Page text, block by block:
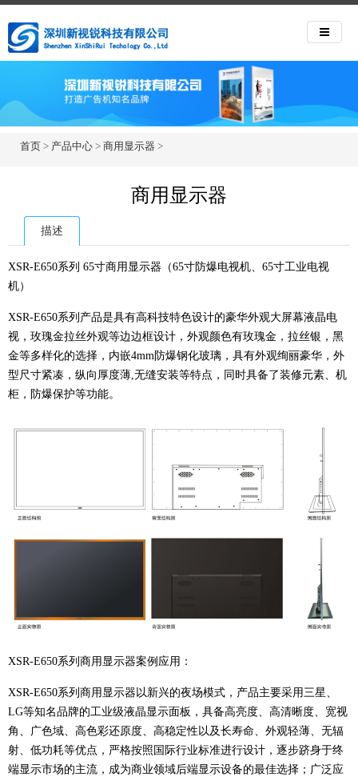
首页 > 产品中心 > 商用显示器 >
商用显示器
描述
XSR-E650系列 65寸商用显示器（65寸防爆电视机、65寸工业电视
机）
XSR-E650系列产品是具有高科技特色设计的豪华外观大屏幕液晶电
视，玫瑰金拉丝外观等边边框设计，外观颜色有玫瑰金，拉丝银，黑
金等多样化的选择，内嵌4mm防爆钢化玻璃，具有外观绚丽豪华，外
型尺寸紧凑，纵向厚度薄,无缝安装等特点，同时具备了装修元素、机
柜，防爆保护等功能。
XSR-E650系列商用显示器案例应用：
XSR-E650系列商用显示器以新兴的夜场模式，产品主要采用三星、
LG等知名品牌的工业级液晶显示面板，具备高亮度、高清晰度、宽视
角、广色域、高色彩还原度、高稳定性以及长寿命、外观轻薄、无辐
射、低功耗等优点，严格按照国际行业标准进行设计，逐步跻身于终
端显示市场的主流，成为商业领域后端显示设备的最佳选择；广泛应